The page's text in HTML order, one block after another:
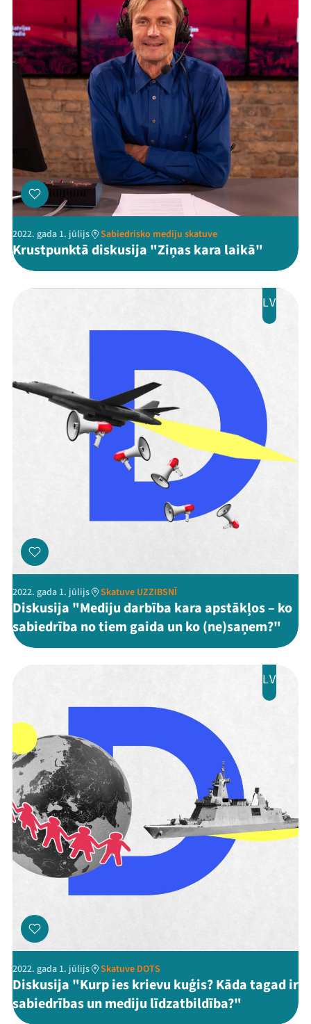
2022. gada 1. jūlijs Sabiedrisko mediju skatuve
Krustpunktā diskusija "Ziņas kara laikā"
LV
2022. gada 1. jūlijs Skatuve UZZIBSNĪ
Diskusija "Mediju darbība kara apstākļos – ko
sabiedrība no tiem gaida un ko (ne)saņem?"
LV
2022. gada 1. jūlijs Skatuve DOTS
Diskusija "Kurp ies krievu kuģis? Kāda tagad ir
sabiedrības un mediju līdzatbildība?"